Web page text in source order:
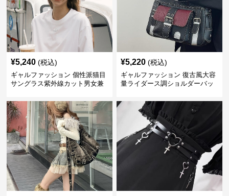
¥5,240 (税込)
ギャルファッション 個性派猫目
サングラス紫外線カット男女兼
¥5,220 (税込)
ギャルファッション 復古風大容
量ライダース調ショルダーバッ